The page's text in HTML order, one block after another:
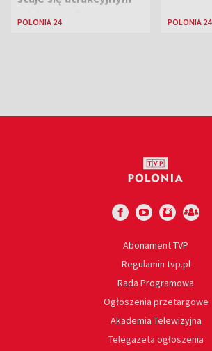
miejscem dla
POLONIA 24 POLONIA 24
Abonament TVP
Regulamin tvp.pl
Rada Programowa
Ogłoszenia przetargowe
Akademia Telewizyjna
Telegazeta ogłoszenia